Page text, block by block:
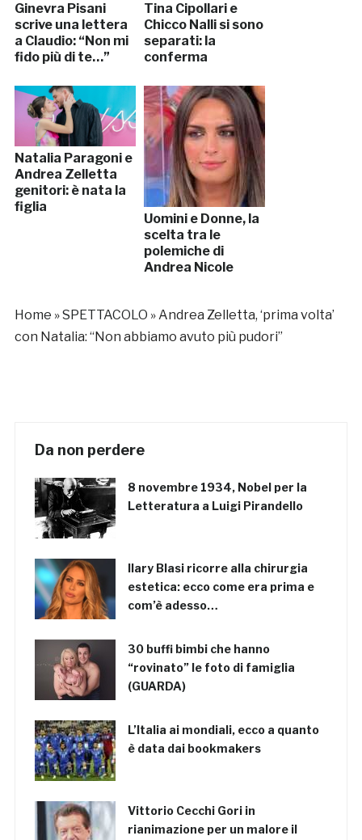
Ginevra Pisani
scrive una lettera
a Claudio: “Non mi
fido più di te…”
Tina Cipollari e
Chicco Nalli si sono
separati: la
conferma
Natalia Paragoni e
Andrea Zelletta
genitori: è nata la
figlia
Uomini e Donne, la
scelta tra le
polemiche di
Andrea Nicole
Home »SPETTACOLO »Andrea Zelletta, ‘prima volta’
con Natalia: “Non abbiamo avuto più pudori”
Da non perdere
8 novembre 1934, Nobel per la
Letteratura a Luigi Pirandello
Ilary Blasi ricorre alla chirurgia
estetica: ecco come era prima e
com’è adesso…
30 buffi bimbi che hanno
“rovinato” le foto di famiglia
(GUARDA)
L’Italia ai mondiali, ecco a quanto
è data dai bookmakers
Vittorio Cecchi Gori in
rianimazione per un malore il